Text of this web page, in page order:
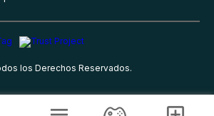
los Derechos Reservados.